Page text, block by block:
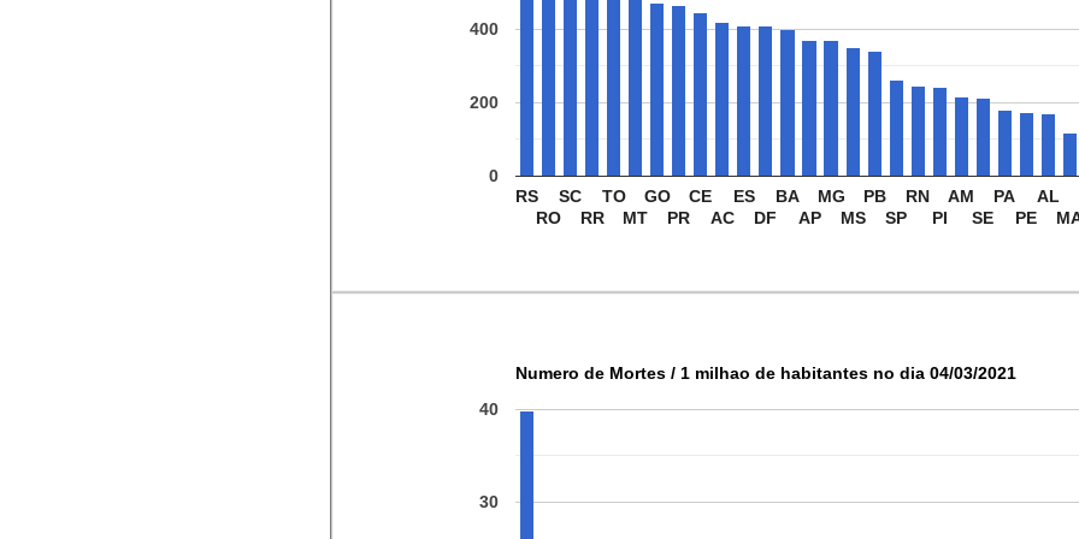
RS
RO
SC
RR
TO
MT
GO
PR
CE
AC
ES
DF
BA
AP
MG
MS
PB
SP
RN
PI
AM
SE
PA
PE
AL
0
200
400
Numero de Mortes / 1 milhao de habitantes no dia 04/03/2021
30
40